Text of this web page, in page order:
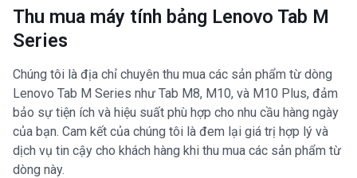
Thu mua máy tính bảng Lenovo Tab M
Series
Chúng tôi là địa chỉ chuyên thu mua các sản phẩm từ dòng
Lenovo Tab M Series như Tab M8, M10, và M10 Plus, đảm
bảo sự tiện ích và hiệu suất phù hợp cho nhu cầu hàng ngày
của bạn. Cam kết của chúng tôi là đem lại giá trị hợp lý và
dịch vụ tin cậy cho khách hàng khi thu mua các sản phẩm từ
dòng này.